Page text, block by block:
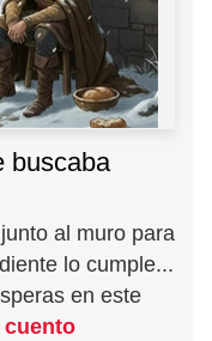
buscaba
al muro para
lo cumple...
en este
cuento